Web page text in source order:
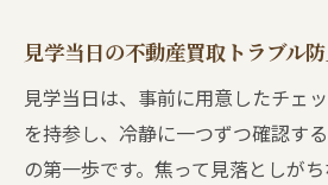
見学当日の不動産買取トラブル
見学当日は、事前に用意したチェ
を持参し、冷静に一つずつ確認す
の第一歩です。焦って見落としが